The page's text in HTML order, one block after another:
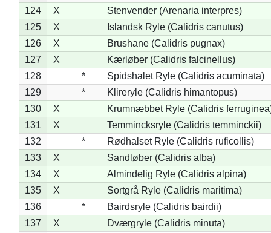
124
X
Stenvender (Arenaria interpres)
125
X
Islandsk Ryle (Calidris canutus)
126
X
Brushane (Calidris pugnax)
127
X
Kærløber (Calidris falcinellus)
128
*
Spidshalet Ryle (Calidris acuminata)
129
*
Klireryle (Calidris himantopus)
130
X
Krumnæbbet Ryle (Calidris
131
X
Temmincksryle (Calidris temminckii)
132
*
Rødhalset Ryle (Calidris ruficollis)
133
X
Sandløber (Calidris alba)
134
X
Almindelig Ryle (Calidris alpina)
135
X
Sortgrå Ryle (Calidris maritima)
136
*
Bairdsryle (Calidris bairdii)
137
X
Dværgryle (Calidris minuta)